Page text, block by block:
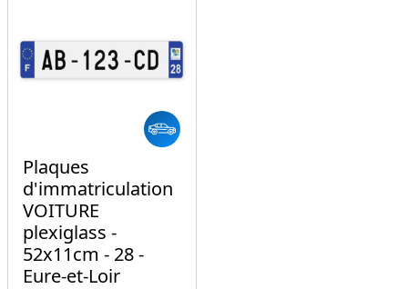
Plaques
d'immatriculation
VOITURE
plexiglass -
52x11cm - 28 -
Eure-et-Loir